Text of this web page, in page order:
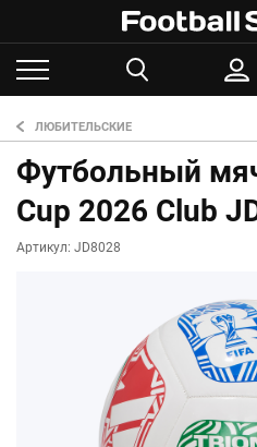
ЛЮБИТЕЛЬСКИЕ
Футбольный
Cup 2026 Club
Артикул: JD8028